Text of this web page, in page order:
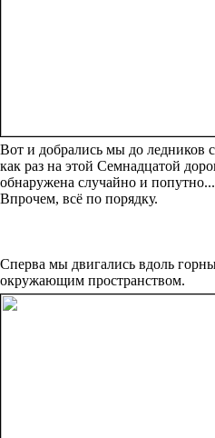
Вот и добрались мы до ледников
как раз на этой Семнадцатой
обнаружена случайно и попутно...
Впрочем, всё по порядку.
Сперва мы двигались вдоль
окружающим пространством.